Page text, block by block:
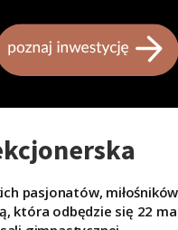
pasjonatów,
która odbędzie się 22